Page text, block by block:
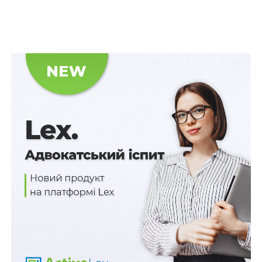
позивачів належно та завчасно про скасування
рейсів, про зміни у часі відправлення рейсів в обох
напрямках, у результаті чого позивачі зазнали
суттєвих незручностей та змушені були скоротити
заявлений у послузі час відпочинку.
Як повернути передоплату за
туристичну подорож?
Апеляційний суд скасував рішення районного суду в
частині задоволення позову про визнання недійсним
пункту договору про надання туристичних послуг і в
частині стягнення з ТОВ на користь позивачів
грошових компенсацій за скасування авіарейсів,
відмовивши у позові в цих частинах. У решті рішення